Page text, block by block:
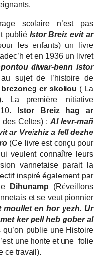
scolaire n’est pas
publié Istor Breiz evit ar
les enfants) un livre
et en 1936 un livret
diwar-benn istor
sujet de l’histoire de
brezoneg er skoliou ( La
La première initiative
Istor Breiz hag ar
des Celtes) : Al levr-mañ
ar Vreizhiz a fell dezhe
(Ce livre est conçu pour
veulent connaître leurs
vannetaise parait la
inspiré également par
Dihunamp (Réveillons
et se veut pionnier
moullet en hor yezh. Ur
ker pell heb gober al
qu’on publie une Histoire
une honte et une folie
ce travail).